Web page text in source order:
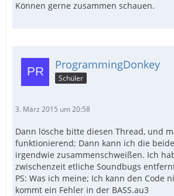
Können gerne zusammen schauen.
ProgrammingDonkey
Schüler
3. März 2015 um 20:58
Dann lösche bitte diesen Thread, und
funktionierend; Dann kann ich die
irgendwie zusammenschweißen. Ich
zwischenzeit etliche Soundbugs
PS: Was ich meine; Ich kann den Code
kommt ein Fehler in der BASS.au3